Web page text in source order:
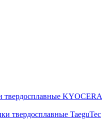
твердосплавные KYOCERA
твердосплавные TaeguTec